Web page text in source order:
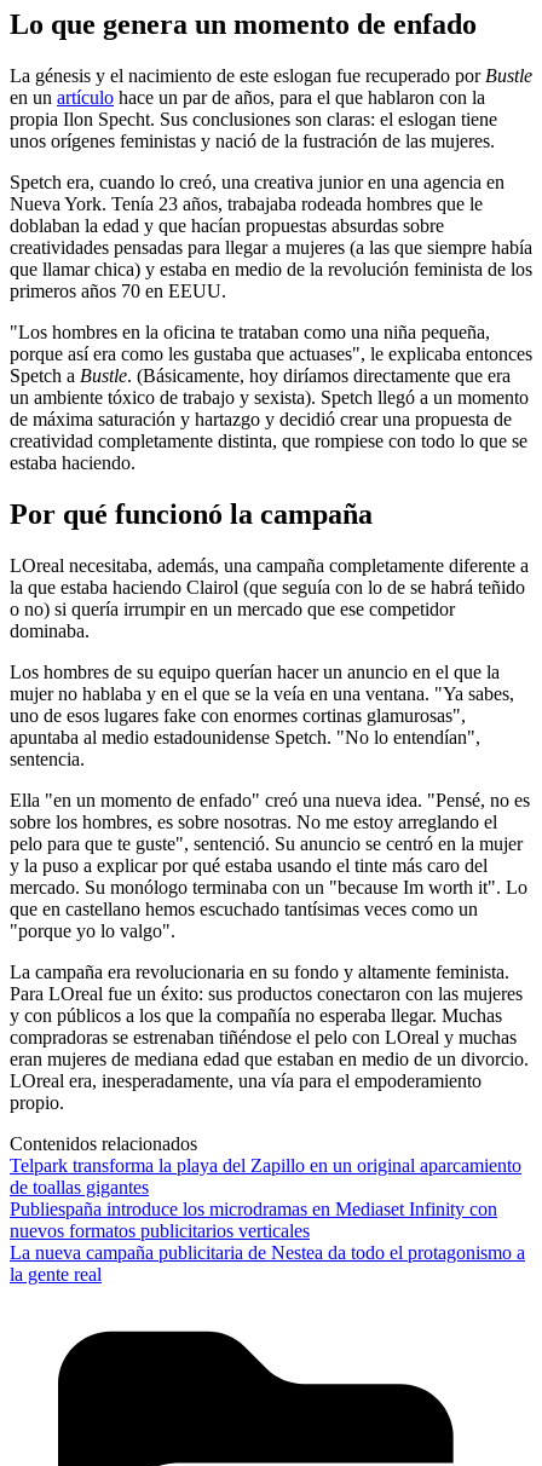
Lo que genera un momento de enfado
La génesis y el nacimiento de este eslogan fue recuperado por Bustle
en un artículo hace un par de años, para el que hablaron con la
propia Ilon Specht. Sus conclusiones son claras: el eslogan tiene
unos orígenes feministas y nació de la fustración de las mujeres.
Spetch era, cuando lo creó, una creativa junior en una agencia en
Nueva York. Tenía 23 años, trabajaba rodeada hombres que le
doblaban la edad y que hacían propuestas absurdas sobre
creatividades pensadas para llegar a mujeres (a las que siempre había
que llamar chica) y estaba en medio de la revolución feminista de los
primeros años 70 en EEUU.
"Los hombres en la oficina te trataban como una niña pequeña,
porque así era como les gustaba que actuases", le explicaba entonces
Spetch a Bustle. (Básicamente, hoy diríamos directamente que era
un ambiente tóxico de trabajo y sexista). Spetch llegó a un momento
de máxima saturación y hartazgo y decidió crear una propuesta de
creatividad completamente distinta, que rompiese con todo lo que se
estaba haciendo.
Por qué funcionó la campaña
LOreal necesitaba, además, una campaña completamente diferente a
la que estaba haciendo Clairol (que seguía con lo de se habrá teñido
o no) si quería irrumpir en un mercado que ese competidor
dominaba.
Los hombres de su equipo querían hacer un anuncio en el que la
mujer no hablaba y en el que se la veía en una ventana. "Ya sabes,
uno de esos lugares fake con enormes cortinas glamurosas",
apuntaba al medio estadounidense Spetch. "No lo entendían",
sentencia.
Ella "en un momento de enfado" creó una nueva idea. "Pensé, no es
sobre los hombres, es sobre nosotras. No me estoy arreglando el
pelo para que te guste", sentenció. Su anuncio se centró en la mujer
y la puso a explicar por qué estaba usando el tinte más caro del
mercado. Su monólogo terminaba con un "because Im worth it". Lo
que en castellano hemos escuchado tantísimas veces como un
"porque yo lo valgo".
La campaña era revolucionaria en su fondo y altamente feminista.
Para LOreal fue un éxito: sus productos conectaron con las mujeres
y con públicos a los que la compañía no esperaba llegar. Muchas
compradoras se estrenaban tiñéndose el pelo con LOreal y muchas
eran mujeres de mediana edad que estaban en medio de un divorcio.
LOreal era, inesperadamente, una vía para el empoderamiento
propio.
Contenidos relacionados
Telpark transforma la playa del Zapillo en un original aparcamiento
de toallas gigantes
Publiespaña introduce los microdramas en Mediaset Infinity con
nuevos formatos publicitarios verticales
La nueva campaña publicitaria de Nestea da todo el protagonismo a
la gente real